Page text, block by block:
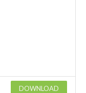
DOWNLOAD